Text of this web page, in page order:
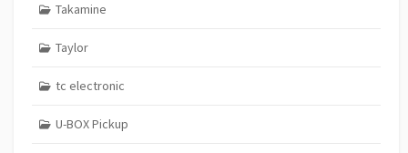
Takamine
Taylor
tc electronic
U-BOX Pickup